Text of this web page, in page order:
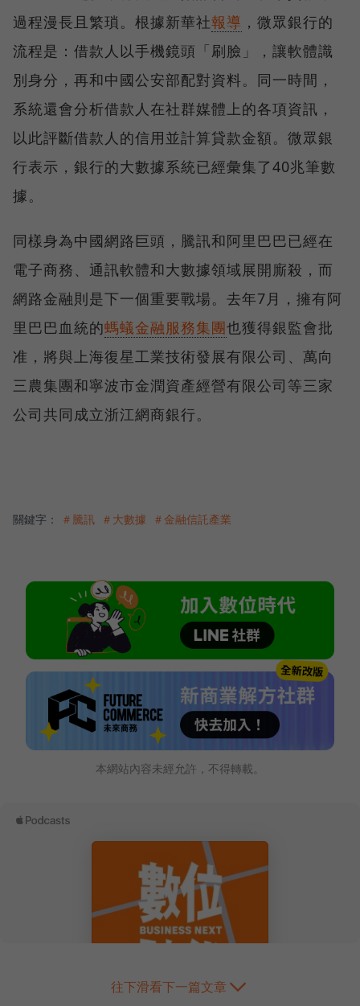
過程漫長且繁瑣。根據新華社報導 ，微眾銀行的
流程是：借款人以手機鏡頭「刷臉」，讓軟體識
別身分，再和中國公安部配對資料。同一時間，
系統還會分析借款人在社群媒體上的各項資訊，
以此評斷借款人的信用並計算貸款金額。微眾銀
行表示，銀行的大數據系統已經彙集了40兆筆數
據。
同樣身為中國網路巨頭，騰訊和阿里巴巴已經在
電子商務、通訊軟體和大數據領域展開廝殺，而
網路金融則是下一個重要戰場。去年7月，擁有阿
里巴巴血統的螞蟻金融服務集團也獲得銀監會批
准，將與上海復星工業技術發展有限公司、萬向
三農集團和寧波市金潤資產經營有限公司等三家
公司共同成立浙江網商銀行。
關鍵字： ＃騰訊 ＃大數據 ＃金融信託產業
本網站內容未經允許，不得轉載。
往下滑看下一篇文章